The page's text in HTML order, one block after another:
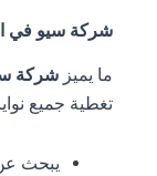
شركة سيو في
ما يميزشركة
تغطية جميع
يبحث